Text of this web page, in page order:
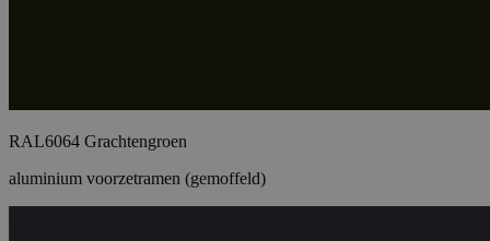
RAL6064 Grachtengroen
aluminium voorzetramen (gemoffeld)